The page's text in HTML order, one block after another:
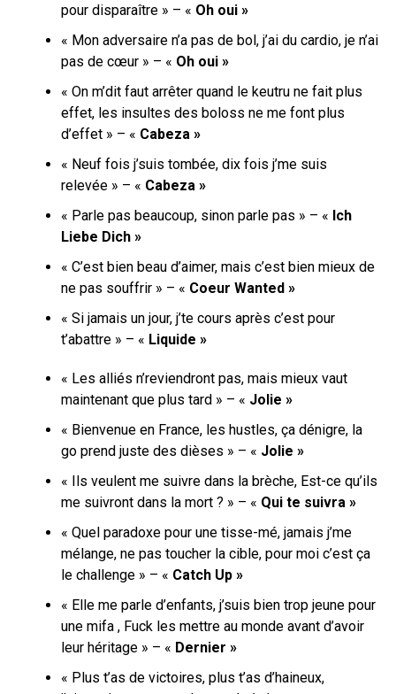
pour disparaître » – « Oh oui »
« Mon adversaire n’a pas de bol, j’ai du cardio, je n’ai
pas de cœur » – « Oh oui »
« On m’dit faut arrêter quand le keutru ne fait plus
effet, les insultes des boloss ne me font plus
d’effet » – « Cabeza »
« Neuf fois j’suis tombée, dix fois j’me suis
relevée » – « Cabeza »
« Parle pas beaucoup, sinon parle pas » – « Ich
Liebe Dich »
« C’est bien beau d’aimer, mais c’est bien mieux de
ne pas souffrir » – « Coeur Wanted »
« Si jamais un jour, j’te cours après c’est pour
t’abattre » – « Liquide »
« Les alliés n’reviendront pas, mais mieux vaut
maintenant que plus tard » – « Jolie »
« Bienvenue en France, les hustles, ça dénigre, la
go prend juste des dièses » – « Jolie »
« Ils veulent me suivre dans la brèche, Est-ce qu’ils
me suivront dans la mort ? » – « Qui te suivra »
« Quel paradoxe pour une tisse-mé, jamais j’me
mélange, ne pas toucher la cible, pour moi c’est ça
le challenge » – « Catch Up »
« Elle me parle d’enfants, j’suis bien trop jeune pour
une mifa , Fuck les mettre au monde avant d’avoir
leur héritage » – « Dernier »
« Plus t’as de victoires, plus t’as d’haineux,